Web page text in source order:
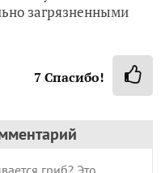
загрязненными
7Спасибо!